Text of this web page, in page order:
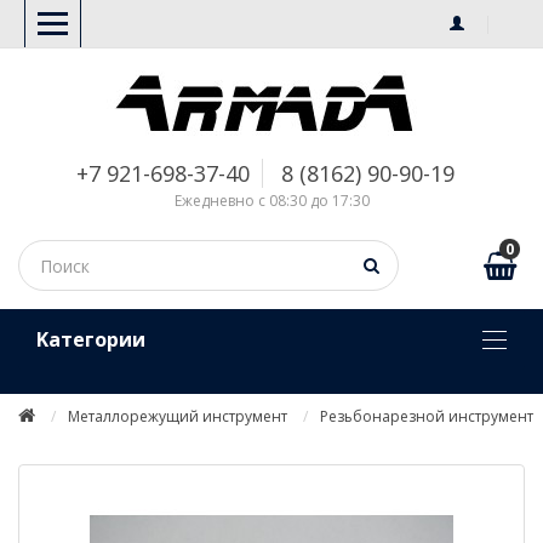
+7 921-698-37-40 8 (8162) 90-90-19
Ежедневно с 08:30 до 17:30
0
Kатегории
Металлорежущий инструмент Резьбонарезной инструмент